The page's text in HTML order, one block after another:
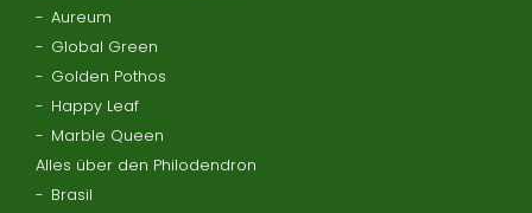
Aureum
Global Green
Golden Pothos
Happy Leaf
Marble Queen
Alles über den Philodendron
Brasil